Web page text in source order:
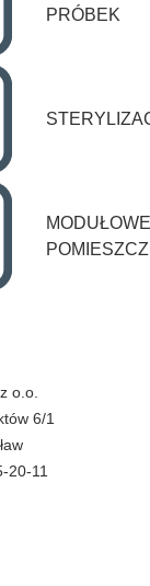
PRÓBEK
MODUŁOWE
o.o.
6/1
20-11